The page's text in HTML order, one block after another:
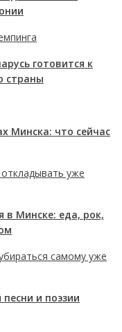
готовится к
страны
Минска: что сейчас
уже
в Минске: еда, рок,
самому уже
и поэзии